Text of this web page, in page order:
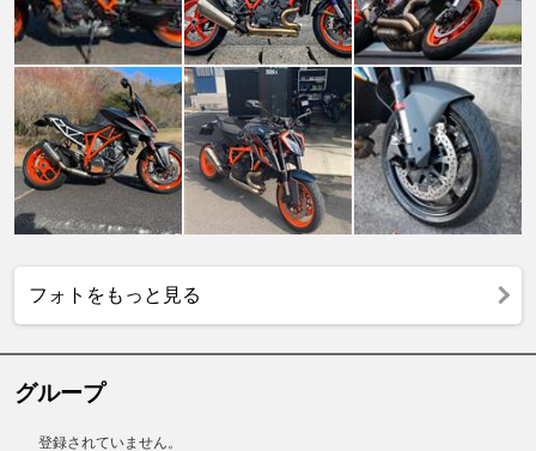
フォトをもっと見る
グループ
登録されていません。